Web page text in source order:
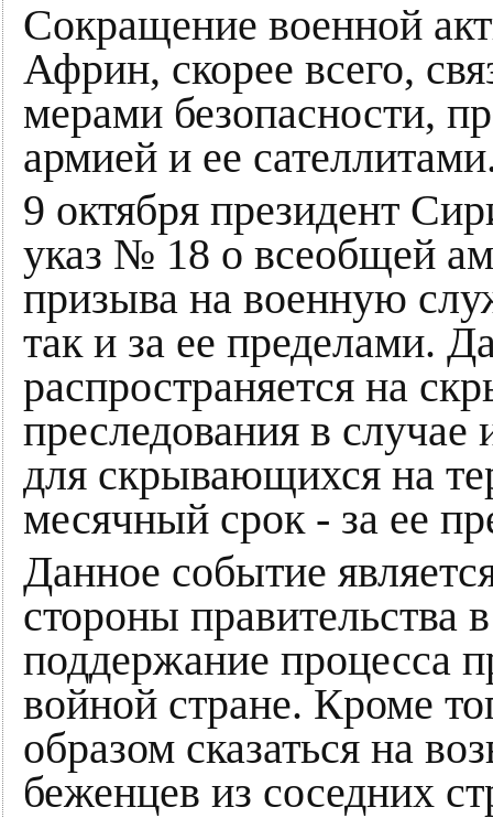
Сокращение военной
Африн, скорее всего,
мерами безопасности,
армией и ее
9 октября президент
указ № 18 о всеобщей
призыва на военную
так и за ее пределами.
распространяется на
преследования в
для скрывающихся на
месячный срок - за ее
Данное событие
стороны правительства
поддержание процесса
войной стране. Кроме
образом сказаться на
беженцев из соседних